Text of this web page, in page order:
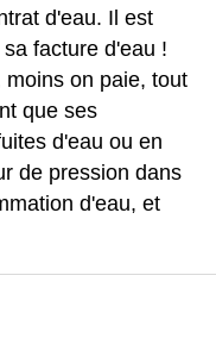
d'eau. Il est
facture d'eau !
on paie, tout
que ses
d'eau ou en
de pression dans
d'eau, et